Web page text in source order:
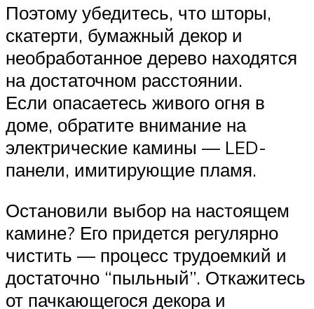
Поэтому убедитесь, что шторы,
скатерти, бумажный декор и
необработанное дерево находятся
на достаточном расстоянии.
Если опасаетесь живого огня в
доме, обратите внимание на
электрические камины — LED-
панели, имитирующие пламя.
Остановили выбор на настоящем
камине? Его придется регулярно
чистить — процесс трудоемкий и
достаточно “пыльный”. Откажитесь
от пачкающегося декора и